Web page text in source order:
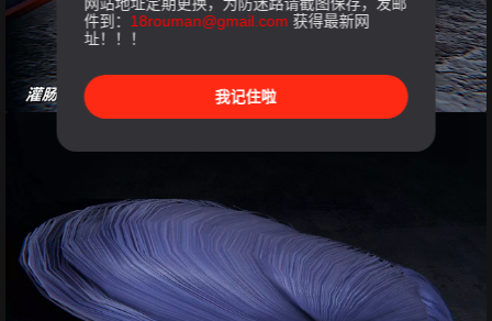
件到： 18rouman@gmail.com 获得最新网
址！！！
我记住啦